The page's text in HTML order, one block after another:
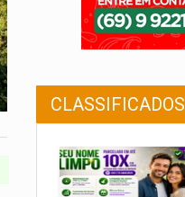
CLASSIFICADOS